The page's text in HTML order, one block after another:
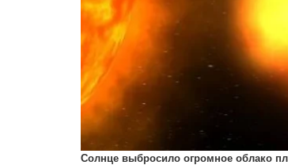
Солнце выбросило огромное облако